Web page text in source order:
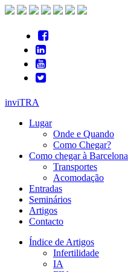
inviTRA
Lugar
Onde e Quando
Como Chegar?
Como chegar à Barcelona
Transportes
Acomodação
Entradas
Seminários
Artigos
Contacto
Índice de Artigos
Infertilidade
IA